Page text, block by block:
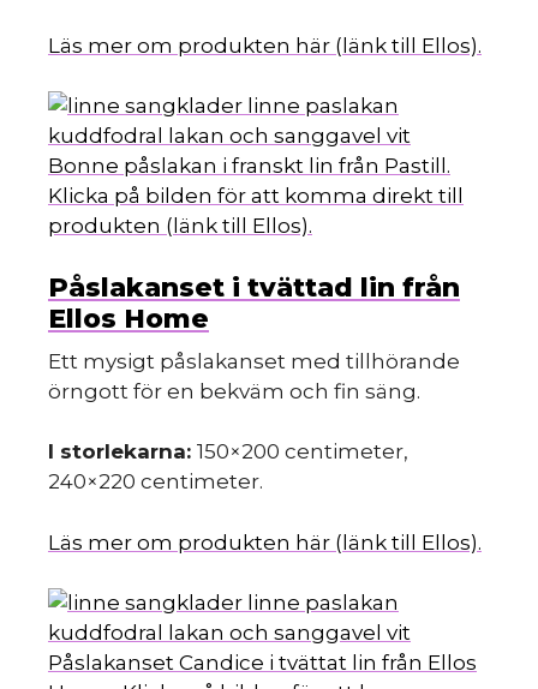
Läs mer om produkten här (länk till Ellos).
Bonne påslakan i franskt lin från Pastill.
Klicka på bilden för att komma direkt till
produkten (länk till Ellos).
Påslakanset i tvättad lin från
Ellos Home
Ett mysigt påslakanset med tillhörande
örngott för en bekväm och fin säng.
I storlekarna: 150×200 centimeter,
240×220 centimeter.
Läs mer om produkten här (länk till Ellos).
Påslakanset Candice i tvättat lin från Ellos